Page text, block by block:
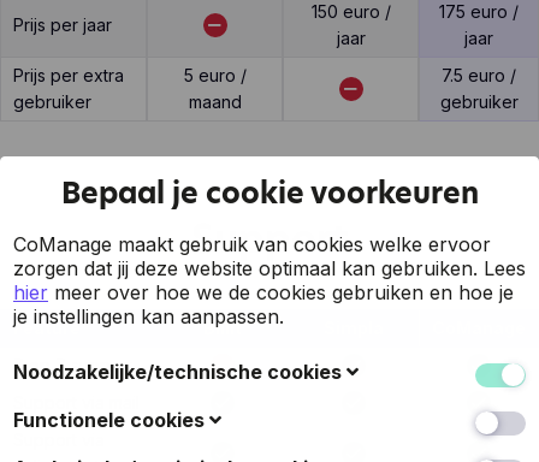
Prijs per jaar
150 euro /
jaar
175 euro /
jaar
Prijs per extra
gebruiker
5 euro /
maand
7.5 euro /
gebruiker
Support
Feature Billit
7 op 7 support
Bepaal je cookie voorkeuren
CoManage maakt gebruik van cookies welke ervoor
zorgen dat jij deze website optimaal kan gebruiken. Lees
hier meer over hoe we de cookies gebruiken en hoe je
je instellingen kan aanpassen.
Noodzakelijke/technische cookies
Deze cookies verzamelen gegevens om de
gebruiksvriendelijkheid van de website en de ervaring
Functionele cookies